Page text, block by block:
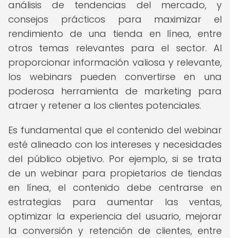
análisis de tendencias del mercado, y
consejos prácticos para maximizar el
rendimiento de una tienda en línea, entre
otros temas relevantes para el sector. Al
proporcionar información valiosa y relevante,
los webinars pueden convertirse en una
poderosa herramienta de marketing para
atraer y retener a los clientes potenciales.
Es fundamental que el contenido del webinar
esté alineado con los intereses y necesidades
del público objetivo. Por ejemplo, si se trata
de un webinar para propietarios de tiendas
en línea, el contenido debe centrarse en
estrategias para aumentar las ventas,
optimizar la experiencia del usuario, mejorar
la conversión y retención de clientes, entre